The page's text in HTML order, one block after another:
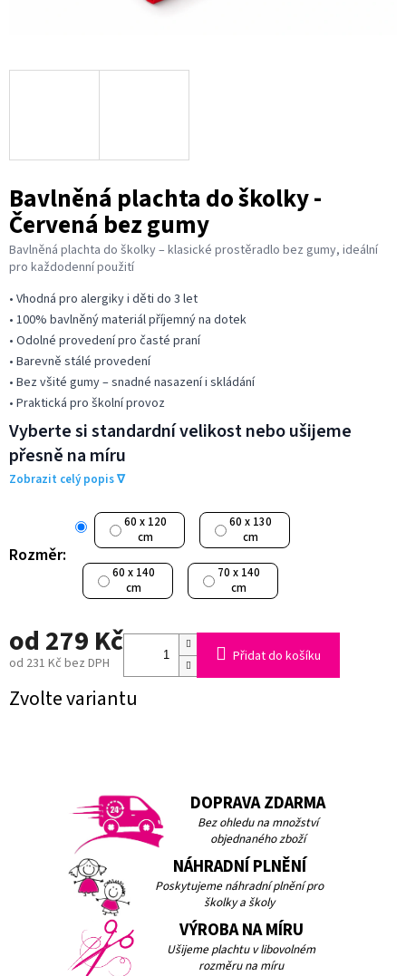
Bavlněná plachta do školky -
Červená bez gumy
Bavlněná plachta do školky – klasické prostěradlo bez gumy, ideální
pro každodenní použití
• Vhodná pro alergiky i děti do 3 let
• 100% bavlněný materiál příjemný na dotek
• Odolné provedení pro časté praní
• Barevně stálé provedení
• Bez všité gumy – snadné nasazení i skládání
• Praktická pro školní provoz
Vyberte si standardní velikost nebo ušijeme
přesně na míru
Zobrazit celý popis ∇
Rozměr:
60 x 120
cm
60 x 130
cm
60 x 140
cm
70 x 140
cm
od 279 Kč
od 231 Kč bez DPH
Měrná
cena:
Přidat do košíku
Zvolte variantu
DOPRAVA ZDARMA
Bez ohledu na množství
objednaného zboží
NÁHRADNÍ PLNĚNÍ
Poskytujeme náhradní plnění pro
školky a školy
VÝROBA NA MÍRU
Ušijeme plachtu v libovolném
rozměru na míru